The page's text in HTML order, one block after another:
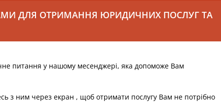
ДЛЯ ОТРИМАННЯ ЮРИДИЧНИХ ПОСЛУГ ТА
питання у нашому месенджері, яка допоможе Вам
з ним через екран , щоб отримати послугу Вам не потрібно